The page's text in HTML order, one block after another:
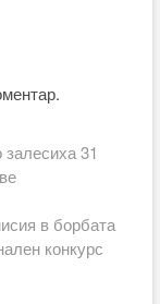
31
в борбата
конкурс